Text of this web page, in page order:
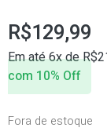
R$129,99
Em até 6x deR$
com 10% Off
Fora de estoque